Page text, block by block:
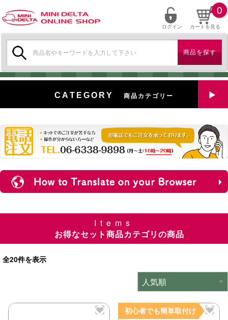
ログイン カートを見る
0
索:
CATEGORY 商品カテゴリー
特選中古車
対象商品
新入荷
ミニデルタ特選パーツ
ミニデルタオリジナルパーツ
インテリア
＋
＋
エレクトリック
Items
お得なセット商品カテゴリの商品
全20件を表示
初心者でも簡単取付け